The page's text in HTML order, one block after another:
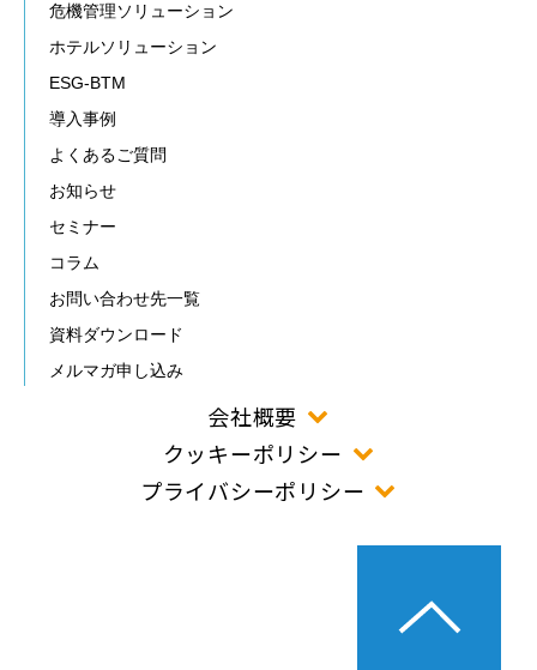
危機管理ソリューション
ホテルソリューション
ESG-BTM
導入事例
よくあるご質問
お知らせ
セミナー
コラム
お問い合わせ先一覧
資料ダウンロード
メルマガ申し込み
会社概要
クッキーポリシー
プライバシーポリシー